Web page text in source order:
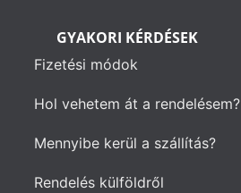
GYAKORI KÉRDÉSEK
Fizetési módok
Hol vehetem át a rendelésem?
Mennyibe kerül a szállítás?
Rendelés külföldről